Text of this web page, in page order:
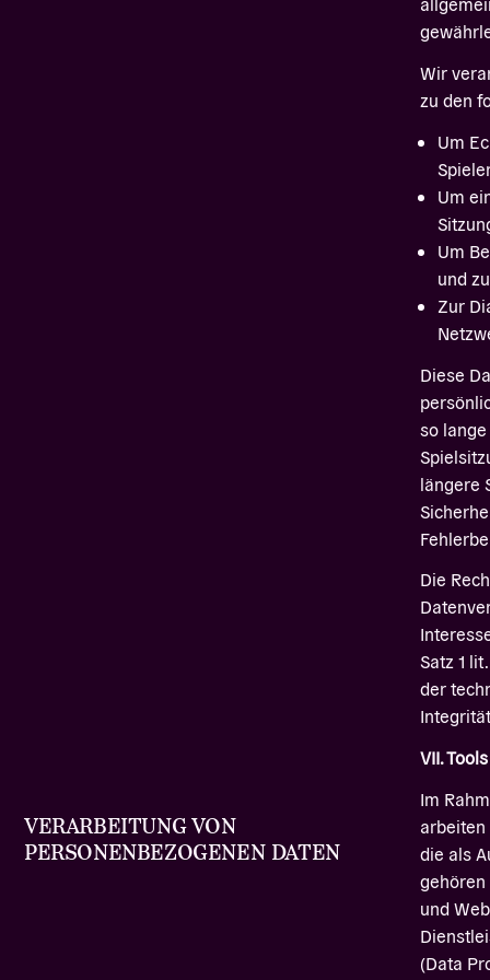
VERARBEITUNG VON
PERSONENBEZOGENEN DATEN
Wir
zu den
Um
Um
Um
und
Zur
Diese
so
längere
Die
Satz 1
der
VII.
Im
die als
gehören
und
(Data